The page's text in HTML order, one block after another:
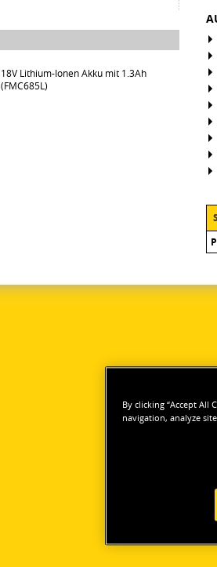
18V Lithium-Ionen Akku mit 1.3Ah
(FMC685L)
By clicking “Accept All
navigation, analyze